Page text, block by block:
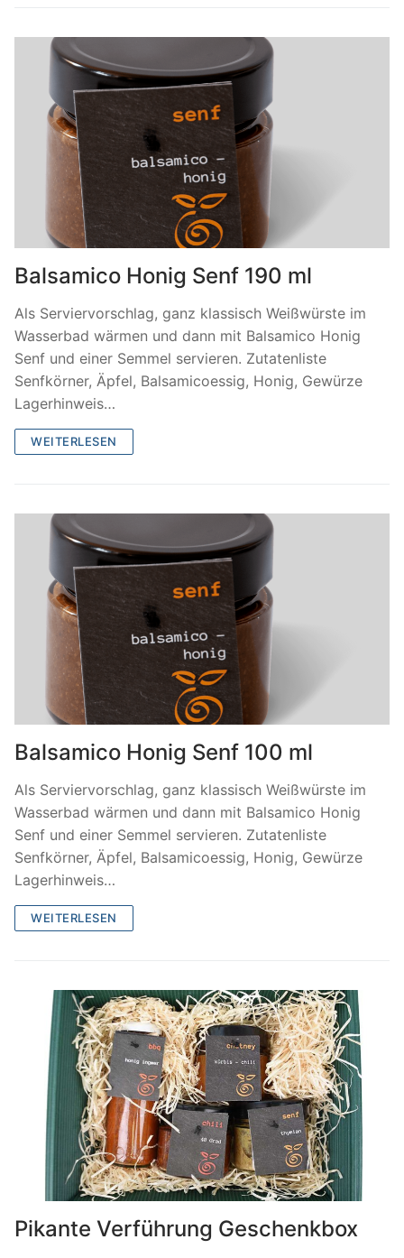
Balsamico Honig Senf 190 ml
Als Serviervorschlag, ganz klassisch Weißwürste im
Wasserbad wärmen und dann mit Balsamico Honig
Senf und einer Semmel servieren. Zutatenliste
Senfkörner, Äpfel, Balsamicoessig, Honig, Gewürze
Lagerhinweis…
WEITERLESEN
Balsamico Honig Senf 100 ml
Als Serviervorschlag, ganz klassisch Weißwürste im
Wasserbad wärmen und dann mit Balsamico Honig
Senf und einer Semmel servieren. Zutatenliste
Senfkörner, Äpfel, Balsamicoessig, Honig, Gewürze
Lagerhinweis…
WEITERLESEN
Pikante Verführung Geschenkbox